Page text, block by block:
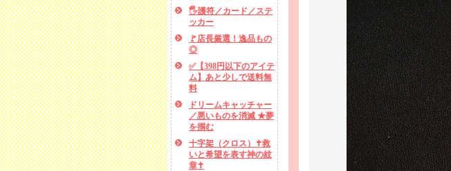
🖐️護符／カード／ステ
ッカー
🚩店長厳選！逸品もの
◎
✅【398円以下のアイテ
ム】あと少しで送料無
料
ドリームキャッチャー
／悪いものを消滅 ★夢
を掴む
十字架（クロス）✝救
いと希望を表す神の紋
章✝